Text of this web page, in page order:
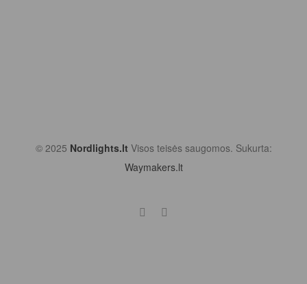
© 2025 Nordlights.lt Visos teisės saugomos. Sukurta:
Waymakers.lt